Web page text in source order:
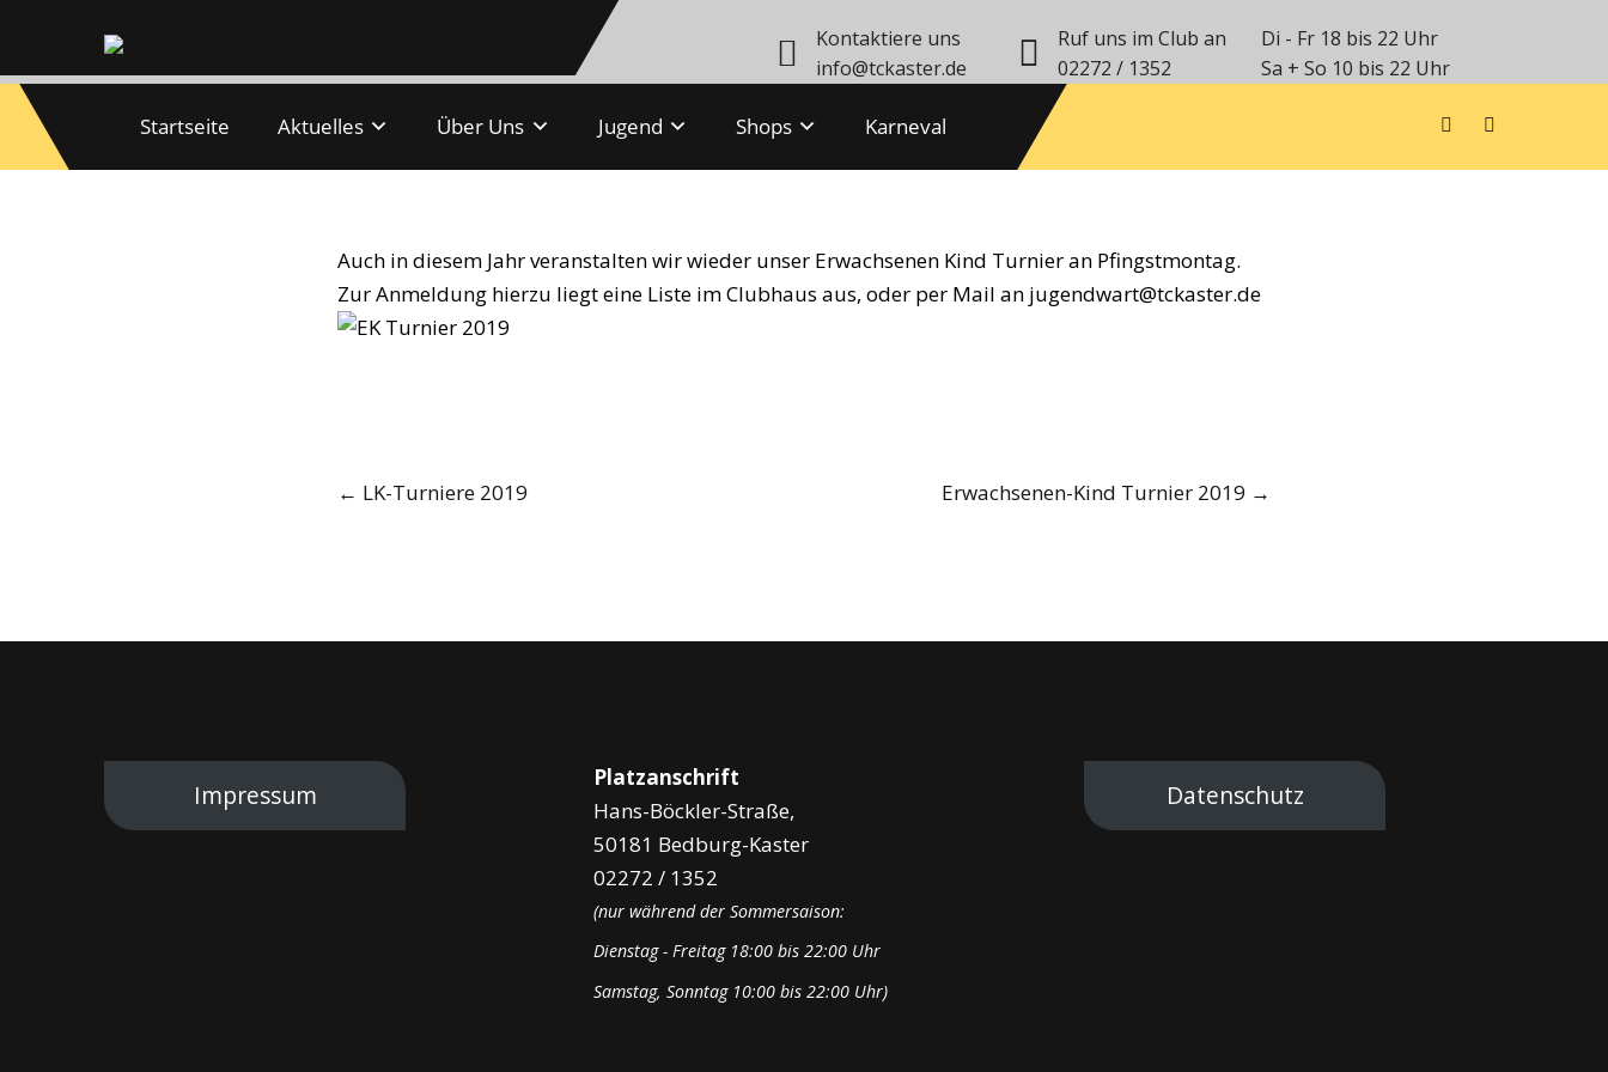
Kontaktiere uns
info@tckaster.de
Ruf uns im Club an
02272 / 1352
Di - Fr 18 bis 22 Uhr
Sa + So 10 bis 22 Uhr
Startseite Aktuelles Über Uns Jugend Shops Karneval
Auch in diesem Jahr veranstalten wir wieder unser Erwachsenen Kind Turnier an Pfingstmontag.
Zur Anmeldung hierzu liegt eine Liste im Clubhaus aus, oder per Mail an jugendwart@tckaster.de
Post
navigation
← LK-Turniere 2019 Erwachsenen-Kind Turnier 2019 →
Impressum
Platzanschrift
Hans-Böckler-Straße,
50181 Bedburg-Kaster
02272 / 1352
(nur während der Sommersaison:
Dienstag - Freitag 18:00 bis 22:00 Uhr
Samstag, Sonntag 10:00 bis 22:00 Uhr)
Datenschutz